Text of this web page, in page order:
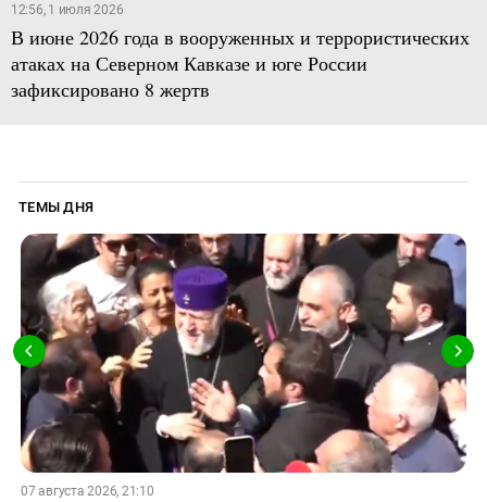
12:56, 1 июля 2026
В июне 2026 года в вооруженных и террористических
атаках на Северном Кавказе и юге России
зафиксировано 8 жертв
ТЕМЫ ДНЯ
07 августа 2026, 21:10